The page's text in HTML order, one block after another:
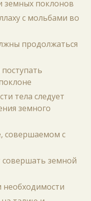
земных поклонов
с мольбами во
продолжаться
тела следует
земного
совершаемом с
совершать земной
необходимости